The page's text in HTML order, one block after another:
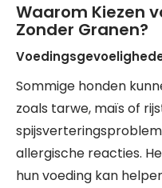
Waarom Kiezen
Zonder Granen?
Sommige honden
zoals tarwe, maïs of
allergische reacties.
hun voeding kan